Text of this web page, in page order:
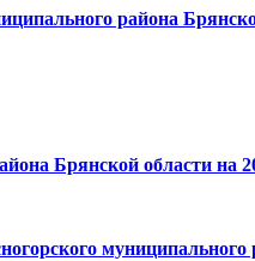
района
Брянской области на
муниципального